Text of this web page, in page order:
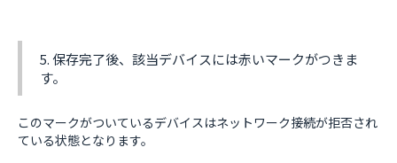
5. 保存完了後、該当デバイスには赤いマークがつきま
す。
このマークがついているデバイスはネットワーク接続が拒否され
ている状態となります。